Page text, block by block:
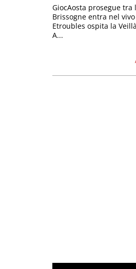
GiocAosta prosegue tra
Brissogne entra nel
Etroubles ospita la
A...